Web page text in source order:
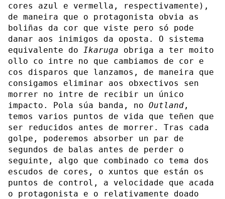
cores azul e vermella, respectivamente),
de maneira que o protagonista obvia as
boliñas da cor que viste pero só pode
danar aos inimigos da oposta. O sistema
equivalente do Ikaruga obriga a ter moito
ollo co intre no que cambiamos de cor e
cos disparos que lanzamos, de maneira que
consigamos eliminar aos obxectivos sen
morrer no intre de recibir un único
impacto. Pola súa banda, no Outland ,
temos varios puntos de vida que teñen que
ser reducidos antes de morrer. Tras cada
golpe, poderemos absorber un par de
segundos de balas antes de perder o
seguinte, algo que combinado co tema dos
escudos de cores, o xuntos que están os
puntos de control, a velocidade que acada
o protagonista e o relativamente doado